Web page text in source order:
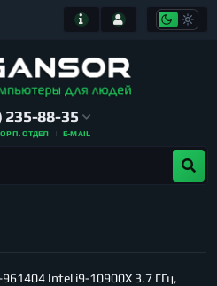
235-88-35
ОТДЕЛ E-MAIL
Intel i9-10900X 3.7 ГГц,